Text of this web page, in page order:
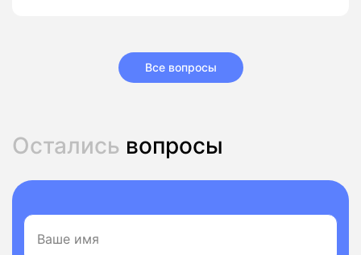
Все вопросы
Остались вопросы